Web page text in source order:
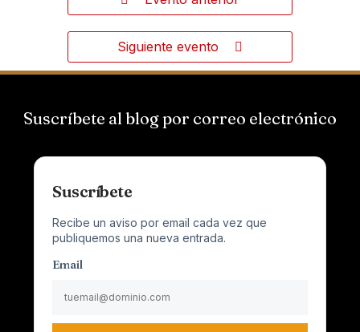
Siguiente evento
Suscríbete al blog por correo electrónico
Suscríbete
Recibe un aviso por email cada vez que
publiquemos una nueva entrada.
Email